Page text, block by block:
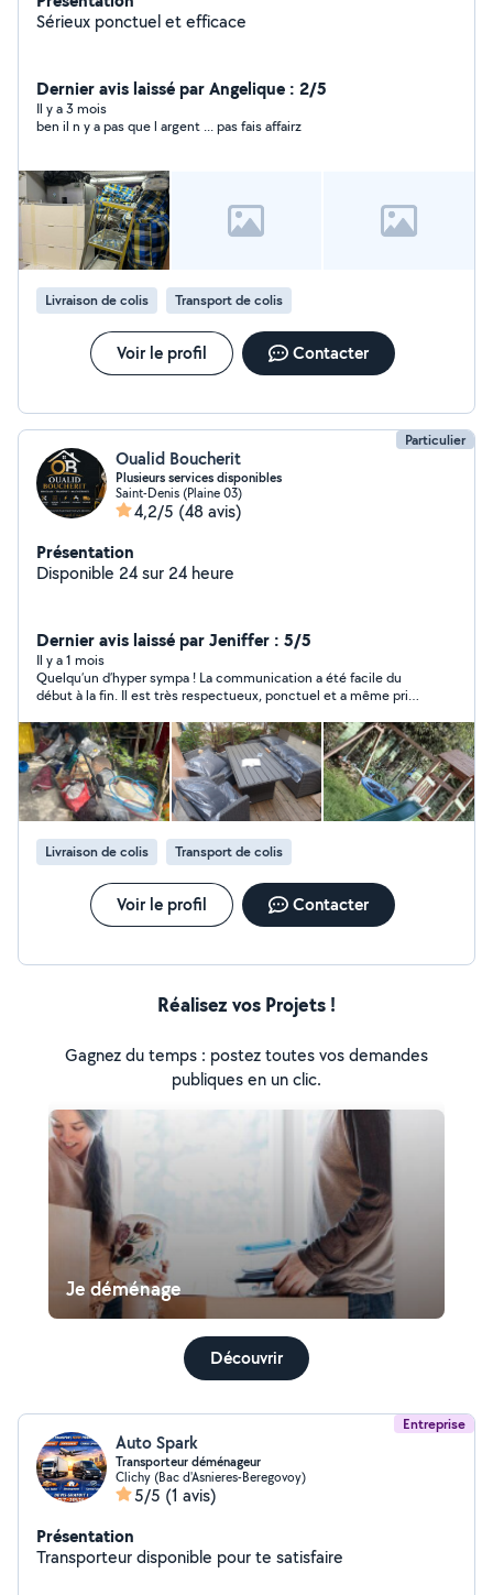
Sérieux ponctuel et efficace
Dernier avis laissé par Angelique : 2/5
Il y a 3 mois
ben il n y a pas que l argent ... pas fais affairz
Livraison de colis Transport de colis
Voir le profil Contacter
Particulier
Oualid Boucherit
Plusieurs services disponibles
Saint-Denis (Plaine 03)
4,2/5 (48 avis)
Présentation
Disponible 24 sur 24 heure
Dernier avis laissé par Jeniffer : 5/5
Il y a 1 mois
Quelqu’un d’hyper sympa ! La communication a été facile du
début à la fin. Il est très respectueux, ponctuel et a même pris
recommande sans hésitation. Merci encore !
Livraison de colis Transport de colis
Voir le profil Contacter
Réalisez vos Projets !
Gagnez du temps : postez toutes vos demandes
publiques en un clic.
Je déménage
Découvrir
Entreprise
Auto Spark
Transporteur déménageur
Clichy (Bac d'Asnieres-Beregovoy)
5/5 (1 avis)
Présentation
Transporteur disponible pour te satisfaire